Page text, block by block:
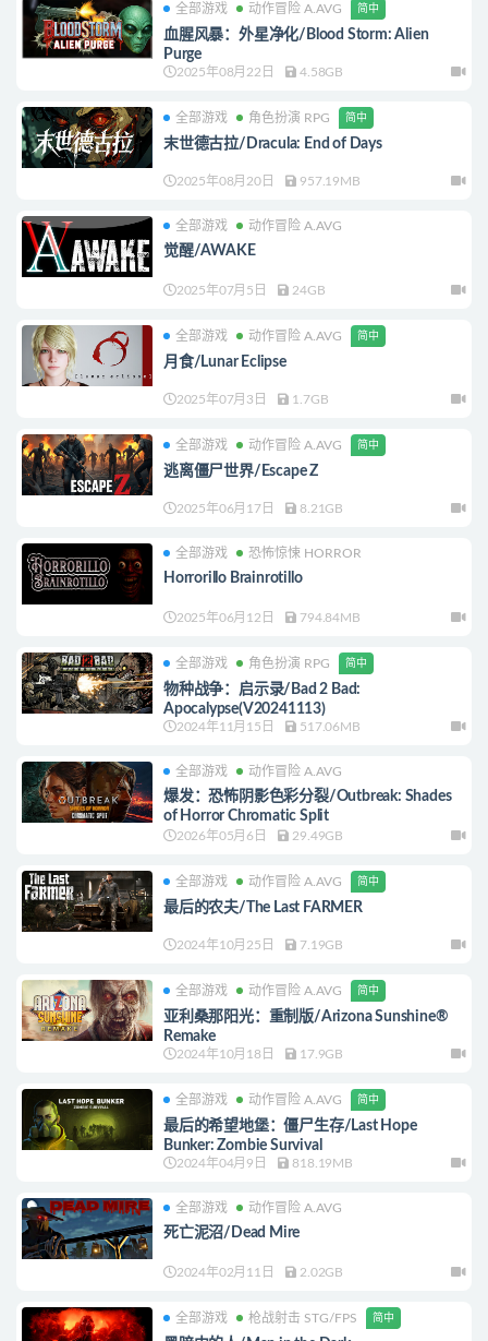
全部游戏 动作冒险 A.AVG 简中
血腥风暴：外星净化/Blood Storm: Alien
Purge
2025年08月22日 4.58GB
全部游戏 角色扮演 RPG 简中
末世德古拉/Dracula: End of Days
2025年08月20日 957.19MB
全部游戏 动作冒险 A.AVG
觉醒/AWAKE
2025年07月5日 24GB
全部游戏 动作冒险 A.AVG 简中
月食/Lunar Eclipse
2025年07月3日 1.7GB
全部游戏 动作冒险 A.AVG 简中
逃离僵尸世界/Escape Z
2025年06月17日 8.21GB
全部游戏 恐怖惊悚 HORROR
Horrorillo Brainrotillo
2025年06月12日 794.84MB
全部游戏 角色扮演 RPG 简中
物种战争：启示录/Bad 2 Bad:
Apocalypse(V20241113)
2024年11月15日 517.06MB
全部游戏 动作冒险 A.AVG
爆发：恐怖阴影色彩分裂/Outbreak: Shades
of Horror Chromatic Split
2026年05月6日 29.49GB
全部游戏 动作冒险 A.AVG 简中
最后的农夫/The Last FARMER
2024年10月25日 7.19GB
全部游戏 动作冒险 A.AVG 简中
亚利桑那阳光：重制版/Arizona Sunshine®
Remake
2024年10月18日 17.9GB
全部游戏 动作冒险 A.AVG 简中
最后的希望地堡：僵尸生存/Last Hope
Bunker: Zombie Survival
2024年04月9日 818.19MB
全部游戏 动作冒险 A.AVG
死亡泥沼/Dead Mire
2024年02月11日 2.02GB
全部游戏 枪战射击 STG/FPS 简中